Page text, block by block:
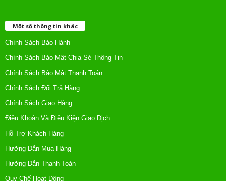
Một số thông tin khác
Chính Sách Bảo Hành
Chính Sách Bảo Mật Chia Sẻ Thông Tin
Chính Sách Bảo Mật Thanh Toán
Chính Sách Đổi Trả Hàng
Chính Sách Giao Hàng
Điều Khoản Và Điều Kiện Giao Dịch
Hỗ Trợ Khách Hàng
Hưỡng Dẫn Mua Hàng
Hưỡng Dẫn Thanh Toán
Quy Chế Hoạt Động